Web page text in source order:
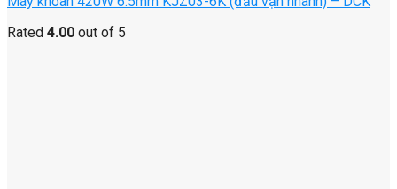
Rated 4.00 out of 5